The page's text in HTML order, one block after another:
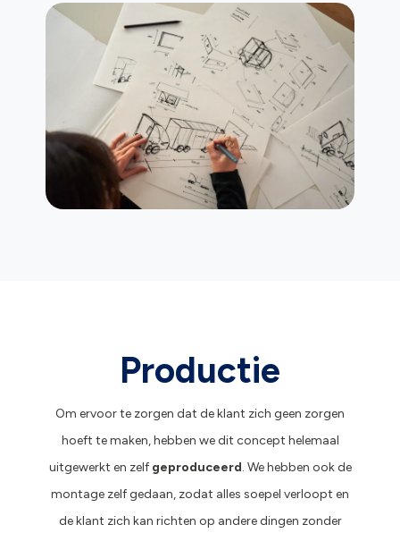
Productie
Om ervoor te zorgen dat de klant zich geen zorgen
hoeft te maken, hebben we dit concept helemaal
uitgewerkt en zelfgeproduceerd. We hebben ook de
montage zelf gedaan, zodat alles soepel verloopt en
de klant zich kan richten op andere dingen zonder